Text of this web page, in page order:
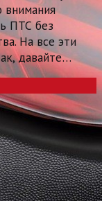
внимания
ПТС без
На все эти
давайте…